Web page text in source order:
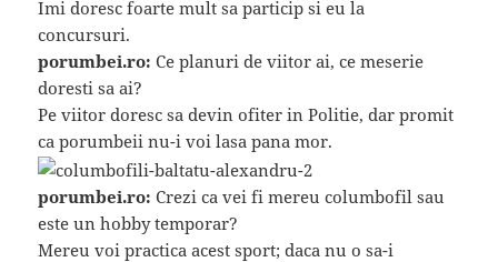
Imi doresc foarte mult sa particip si eu la
concursuri.
porumbei.ro:Ce planuri de viitor ai, ce meserie
doresti sa ai?
Pe viitor doresc sa devin ofiter in Politie, dar promit
ca porumbeii nu-i voi lasa pana mor.
porumbei.ro:Crezi ca vei fi mereu columbofil sau
este un hobby temporar?
Mereu voi practica acest sport; daca nu o sa-i